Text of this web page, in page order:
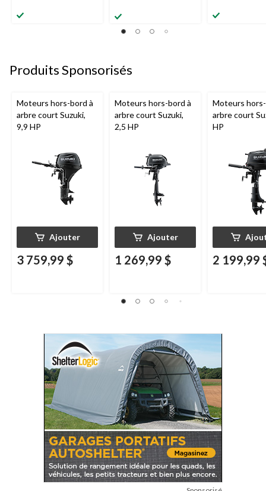
Produits Sponsorisés
Moteurs hors-bord à
arbre court Suzuki,
9,9 HP
Ajouter
3 759,99 $
Moteurs hors-bord à
arbre court Suzuki,
2,5 HP
Ajouter
1 269,99 $
Moteurs
arbre court
HP
2 199,99